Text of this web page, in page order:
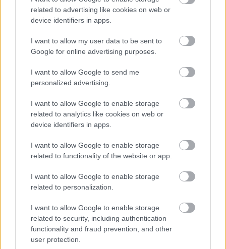
related to advertising like cookies on web or
device identifiers in apps.
I want to allow my user data to be sent to
Google for online advertising purposes.
I want to allow Google to send me
personalized advertising.
I want to allow Google to enable storage
related to analytics like cookies on web or
device identifiers in apps.
I want to allow Google to enable storage
related to functionality of the website or app.
I want to allow Google to enable storage
related to personalization.
I want to allow Google to enable storage
related to security, including authentication
functionality and fraud prevention, and other
user protection.
Tilos passzolni Gera Zoltánnal: „Nem
várom el a játékosaimtól, hogy
ugyanazt meg tudják csinálni a
pályán, amire én voltam képes"
Gera Zoltán szerint edzőként olykor nehéz átadnia a
tudását a játékosainak és úgy érzi, edzői pályafutása
elején egyik hibája volt, hogy túl sokat kért, de a keret
kialakításánál is akadtak tévedései. A kezdeti
kudarcok után voltak, akik már leírták, de ő bízott
magában, tudja, hogy Csányi Sándornak is sok harca
volt miatta. Mára egyre tisztább és világosabb az a
futball, amit látni akar a csapatától, és az
eredmények sem maradnak el. A magyar edzők közül